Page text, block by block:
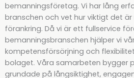
bemanningsföretag. Vi har lång
branschen och vet hur viktigt det
förankring. Då vi är ett fullservice
bemanningsbranschen hjälper vi
kompetensförsörjning och
bolaget. Våra samarbeten bygger
grundade på långsiktighet,